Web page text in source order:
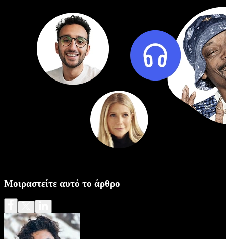
Μοιραστείτε αυτό το άρθρο